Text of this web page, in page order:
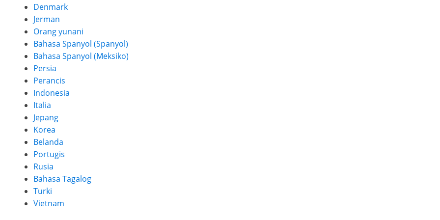
Denmark
Jerman
Orang yunani
Bahasa Spanyol (Spanyol)
Bahasa Spanyol (Meksiko)
Persia
Perancis
Indonesia
Italia
Jepang
Korea
Belanda
Portugis
Rusia
Bahasa Tagalog
Turki
Vietnam